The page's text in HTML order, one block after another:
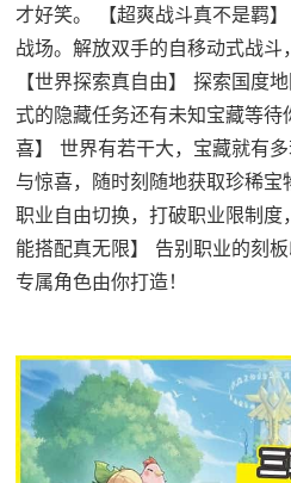
才好笑。 【超爽战斗真不是羁
战场。解放双手的自移动式战斗
【世界探索真自由】 探索国度
式的隐藏任务还有未知宝藏等
喜】 世界有若干大，宝藏就有
与惊喜，随时刻随地获取珍稀宝
职业自由切换，打破职业限制
能搭配真无限】 告别职业的刻
专属角色由你打造！